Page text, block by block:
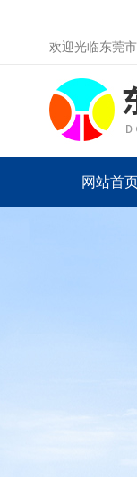
欢迎光临东莞
网站首